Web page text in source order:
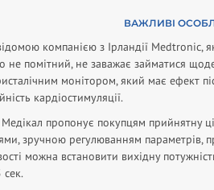
ВАЖЛИВІ
компанією з Ірландії Medtronic,
не помітний, не заважає займатися
монітором, який має ефект
кардіостимуляції.
Медікал пропонує покупцям прийнятну
зручною регулюванням параметрів,
можна встановити вихідну